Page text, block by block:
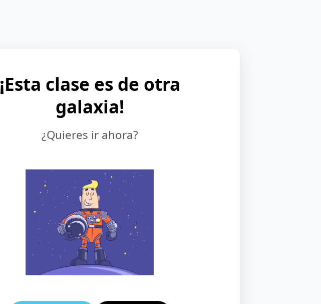
¡Esta clase es de otra
galaxia!
¿Quieres ir ahora?